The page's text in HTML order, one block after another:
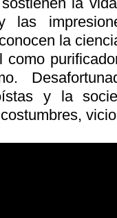
las
la
como
y la